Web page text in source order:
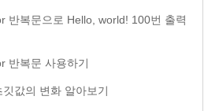
반복문으로 Hello, world! 100번 출력
반복문 사용하기
값의 변화 알아보기